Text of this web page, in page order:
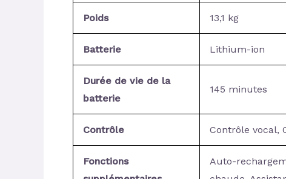
Poids 13,1 kg
Batterie Lithium-ion
Durée de vie de la
batterie
145 minutes
Contrôle Contrôle vocal,
Fonctions
Auto-